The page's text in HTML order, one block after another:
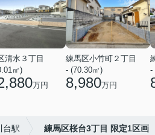
清水３丁目
㎡)
万円
練馬区小竹町２丁目
- (70.30㎡)
8,980万円
-
台駅 練馬区桜台3丁目 限定1区画